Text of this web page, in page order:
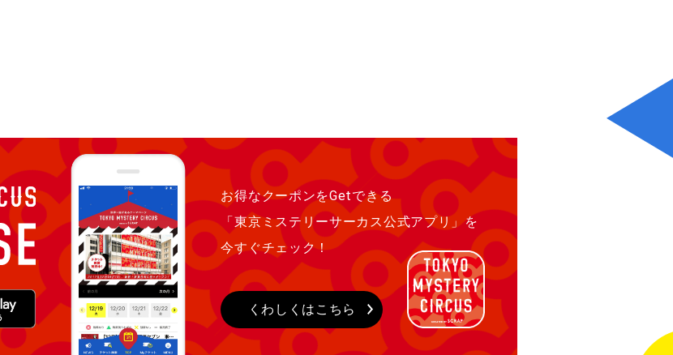
お得なクーポンをGetできる
「東京ミステリーサーカス公式アプリ」を
今すぐチェック！
くわしくはこちら